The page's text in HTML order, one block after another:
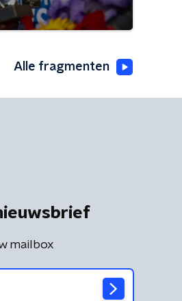
Alle fragmenten
mailbox